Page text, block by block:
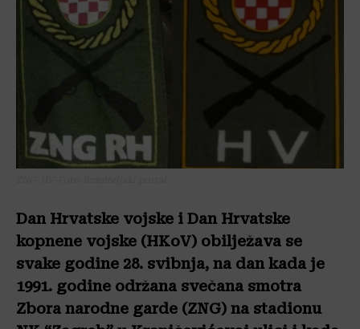
Dan Hrvatske vojske i Dan Hrvatske
kopnene vojske (HKoV) obilježava se
svake godine 28. svibnja, na dan kada je
1991. godine održana svečana smotra
Zbora narodne garde (ZNG) na stadionu